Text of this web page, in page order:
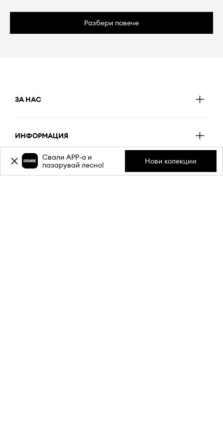
Разбери повече
ЗА НАС
ИНФОРМАЦИЯ
ОБСЛУЖВАНЕ НА КЛИЕНТИ
Свали APP-a и
пазарувай лесно!
Нови колекции